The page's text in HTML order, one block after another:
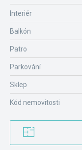
Interiér
Balkón
Patro
Parkování
Sklep
Kód nemovitosti